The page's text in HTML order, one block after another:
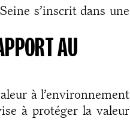
s’inscrit dans une
AU
à l’environnement
à protéger la valeur